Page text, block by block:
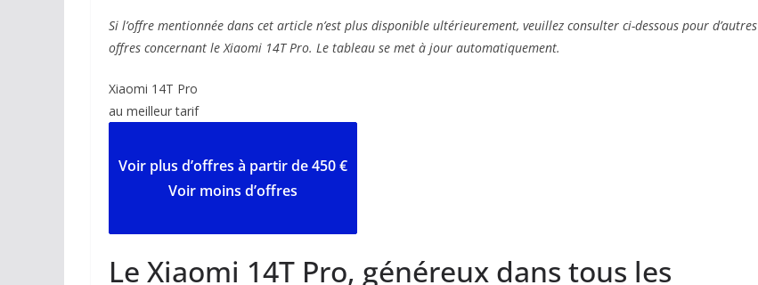
Si l’offre mentionnée dans cet article n’est plus disponible ultérieurement, veuillez consulter ci-dessous pour d’autres
offres concernant le Xiaomi 14T Pro. Le tableau se met à jour automatiquement.
Xiaomi 14T Pro
au meilleur tarif
Voir plus d’offres à partir de 450 €
Voir moins d’offres
Le Xiaomi 14T Pro, généreux dans tous les